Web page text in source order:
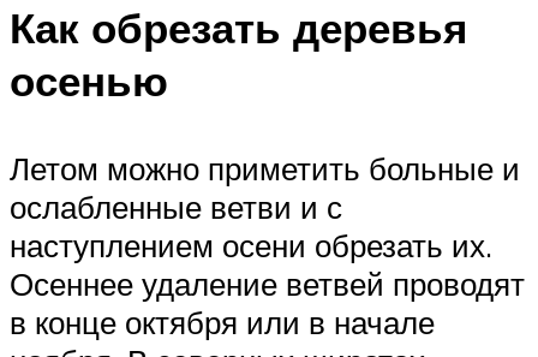
Как обрезать деревья
осенью
Летом можно приметить больные и
ослабленные ветви и с
наступлением осени обрезать их.
Осеннее удаление ветвей проводят
в конце октября или в начале